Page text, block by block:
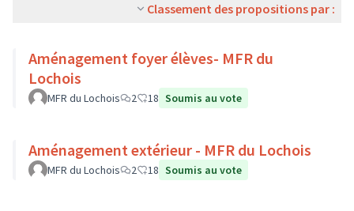
Classement des propositions par :
Aménagement foyer élèves- MFR du
Lochois
MFR du Lochois 2 18 Soumis au vote
Aménagement extérieur - MFR du Lochois
MFR du Lochois 2 18 Soumis au vote